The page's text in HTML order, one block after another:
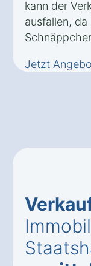
kann der
ausfallen,
Jetzt